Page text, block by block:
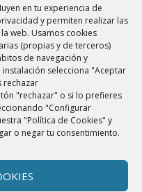
en tu experiencia de
y permiten realizar las
web. Usamos cookies
(propias y de terceros)
de navegación y
selecciona "Aceptar
rechazar
"rechazar" o si lo prefieres
"Configurar
"Política de Cookies" y
o negar tu consentimiento.
ni a datos que puedan
se instalen cookies en su
el navegador de tal
archivos. Para obtener más
Cookies.
cierta periodicidad.